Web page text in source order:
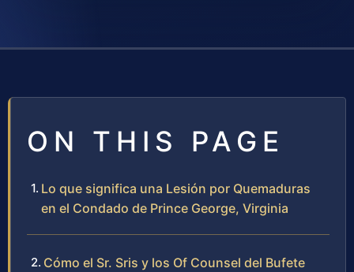
ON THIS PAGE
Lo que significa una Lesión por Quemaduras
en el Condado de Prince George, Virginia
Cómo el Sr. Sris y los Of Counsel del Bufete